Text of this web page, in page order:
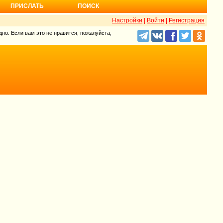
ПРИСЛАТЬ ПОИСК
Настройки Войти Регистрация
Если вам это не нравится, пожалуйста,